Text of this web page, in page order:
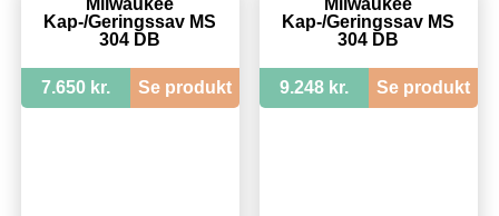
Milwaukee
Kap-/Geringssav MS
304 DB
7.650 kr. Se produkt
Milwaukee
Kap-/Geringssav MS
304 DB
9.248 kr. Se produkt